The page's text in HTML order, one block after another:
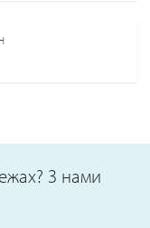
З нами